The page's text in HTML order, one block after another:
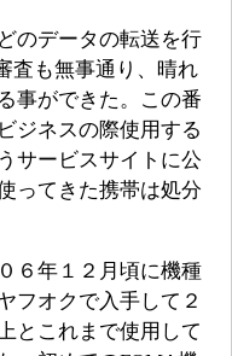
のデータの転送を行
査も無事通り、晴れ
事ができた。この番
ジネスの際使用する
サービスサイトに公
ってきた携帯は処分
６年１２月頃に機種
フオクで入手して２
とこれまで使用して